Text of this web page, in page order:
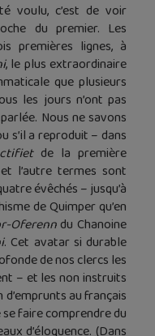
voulu, c’est de voir
du premier. Les
premières lignes, à
, le plus extraordinaire
que plusieurs
les jours n’ont pas
Nous ne savons
s’il a reproduit – dans
de la première
l’autre termes sont
évêchés – jusqu’à
de Quimper qu’en
Oferenndu Chanoine
. Cet avatar si durable
de nos clercs les
– et les non instruits
au français
faire comprendre du
d’éloquence. (Dans